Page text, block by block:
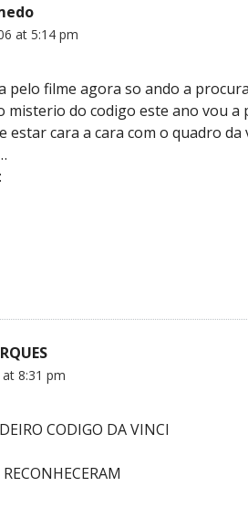
at 5:14 pm
pelo filme agora so ando a
misterio do codigo este ano vou
estar cara a cara com o quadro da
at 8:31 pm
CODIGO DA VINCI